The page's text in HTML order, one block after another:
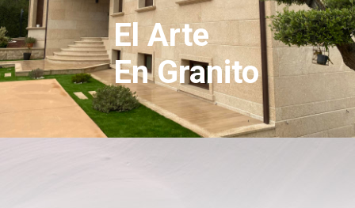
El Arte
En Granito